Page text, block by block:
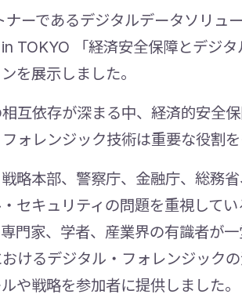
ーであるデジタルデータソリュ
TOKYO 「経済安全保障とデジ
を展示しました。
互依存が深まる中、経済的安全
ォレンジック技術は重要な役割を
略本部、警察庁、金融庁、総務
セキュリティの問題を重視して
門家、学者、産業界の有識者が
けるデジタル・フォレンジック
や戦略を参加者に提供しました。